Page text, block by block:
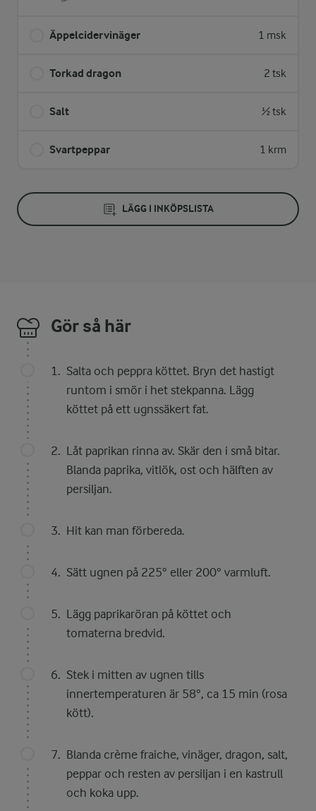
Äppelcidervinäger 1 msk
Torkad dragon 2 tsk
Salt ½ tsk
Svartpeppar 1 krm
LÄGG I INKÖPSLISTA
Gör så här
Salta och peppra köttet. Bryn det hastigt
runtom i smör i het stekpanna. Lägg
köttet på ett ugnssäkert fat.
Låt paprikan rinna av. Skär den i små bitar.
Blanda paprika, vitlök, ost och hälften av
persiljan.
Hit kan man förbereda.
Sätt ugnen på 225° eller 200° varmluft.
Lägg paprikaröran på köttet och
tomaterna bredvid.
Stek i mitten av ugnen tills
innertemperaturen är 58°, ca 15 min (rosa
kött).
Blanda crème fraiche, vinäger, dragon, salt,
peppar och resten av persiljan i en kastrull
och koka upp.